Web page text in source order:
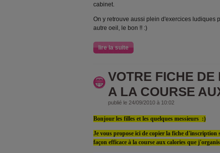
cabinet.
On y retrouve aussi plein d'exercices ludiques
autre oeil, le bon !! :)
lire la suite
VOTRE FICHE DE
A LA COURSE
publié le 24/09/2010 à 10:02
Bonjour les filles et les quelques messieurs :)
Je vous propose ici de copier la fiche
façon efficace à la course aux calories que